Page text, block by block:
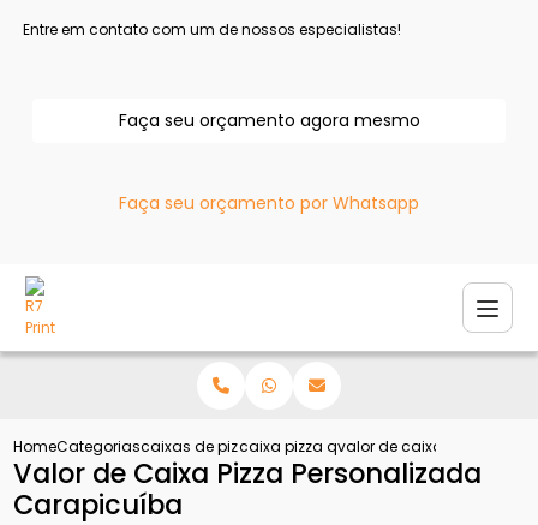
Entre em contato com um de nossos especialistas!
Faça seu orçamento agora mesmo
Faça seu orçamento por Whatsapp
HomeCategoriascaixas de pizzacaixa pizza quadradavalor de caixa pizza
Valor de Caixa Pizza Personalizada
Carapicuíba